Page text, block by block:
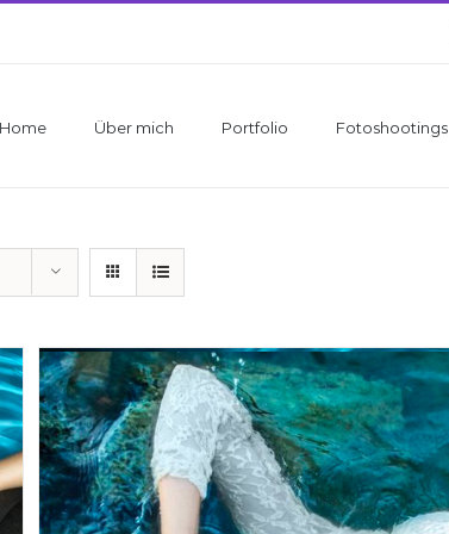
Home Über mich Portfolio Fotoshootings